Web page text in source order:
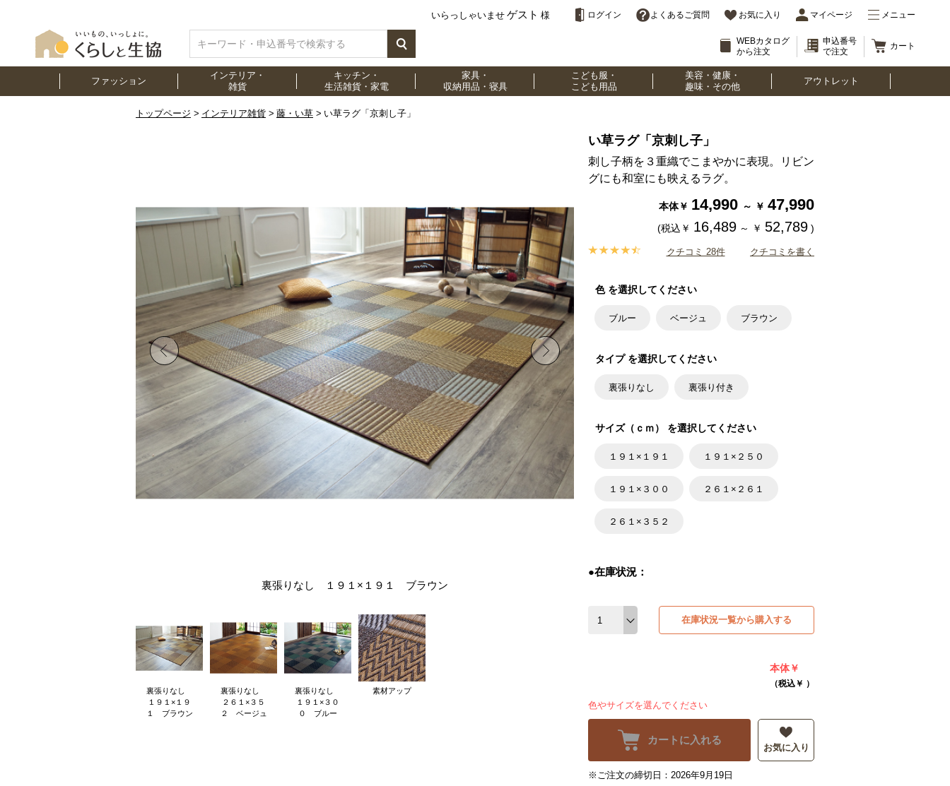
いらっしゃいませ ゲスト 様 ログイン よくあるご質問 お気に入り マイページ メニュー
WEBカタログ
から注文
申込番号
で注文
カート
ファッション
インテリア・
雑貨
キッチン・
生活雑貨・家電
家具・
収納用品・寝具
こども服・
こども用品
美容・健康・
趣味・その他
アウトレット
トップページ インテリア雑貨 藤・い草 い草ラグ「京刺し子」
裏張りなし １９１×１９１ ブラウン
裏張りなし
１９１×１９
１ ブラウン
裏張りなし
２６１×３５
２ ベージュ
裏張りなし
１９１×３０
０ ブルー
素材アップ
い草ラグ「京刺し子」
刺し子柄を３重織でこまやかに表現。リビン
グにも和室にも映えるラグ。
本体￥ 14,990 ～ ￥ 47,990
(税込￥ 16,489 ～ ￥ 52,789 )
クチコミ 28件 クチコミを書く
色 を選択してください
ブルー ベージュ ブラウン
タイプ を選択してください
裏張りなし 裏張り付き
サイズ（ｃｍ） を選択してください
１９１×１９１ １９１×２５０
１９１×３００ ２６１×２６１
２６１×３５２
●在庫状況：
在庫状況一覧から購入する
本体￥
（税込￥ ）
色やサイズを選んでください
カートに入れる
お気に入り
※ご注文の締切日：2026年9月19日